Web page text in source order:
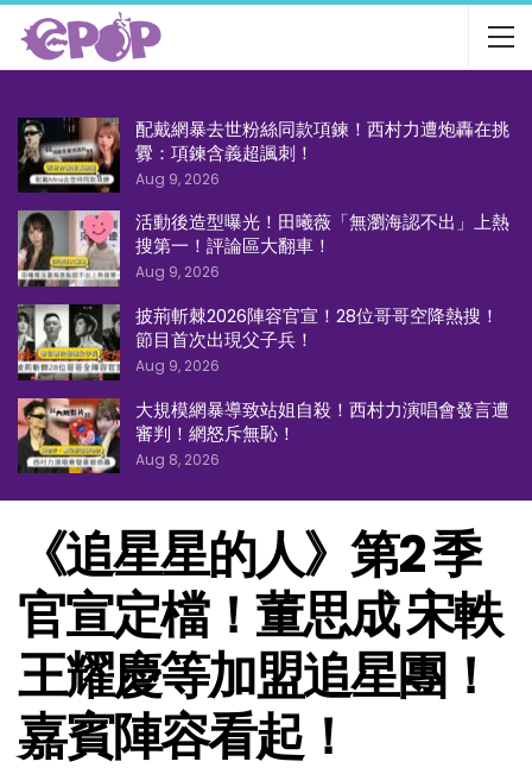
配戴網暴去世粉絲同款項鍊！西村力遭炮轟在挑
釁：項鍊含義超諷刺！
Aug 9, 2026
活動後造型曝光！田曦薇「無瀏海認不出」上熱
搜第一！評論區大翻車！
Aug 9, 2026
披荊斬棘2026陣容官宣！28位哥哥空降熱搜！
節目首次出現父子兵！
Aug 9, 2026
大規模網暴導致站姐自殺！西村力演唱會發言遭
審判！網怒斥無恥！
Aug 8, 2026
《追星星的人》第2 季
官宣定檔！董思成 宋軼
王耀慶等加盟追星團！
嘉賓陣容看起！